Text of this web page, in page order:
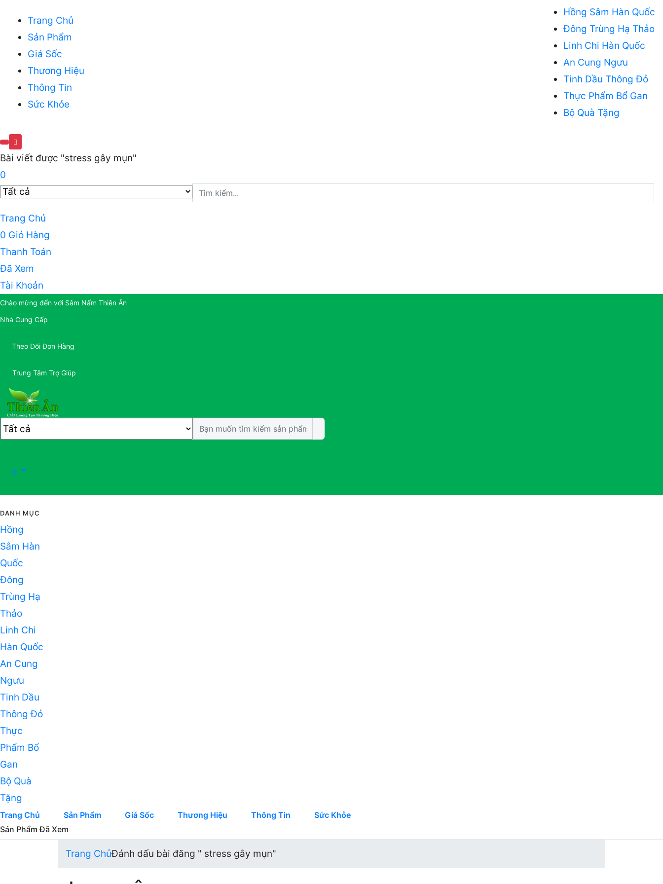
Trang Chủ
Sản Phẩm
Giá Sốc
Thương Hiệu
Thông Tin
Sức Khỏe
Hồng Sâm Hàn Quốc
Đông Trùng Hạ Thảo
Linh Chi Hàn Quốc
An Cung Ngưu
Tinh Dầu Thông Đỏ
Thực Phẩm Bổ Gan
Bộ Quà Tặng
Bài viết được "stress gây mụn"
0
Trang Chủ
0 Giỏ Hàng
Thanh Toán
Đã Xem
Tài Khoản
Chào mừng đến với Sâm Nấm Thiên Ân
Nhà Cung Cấp
Theo Dõi Đơn Hàng
Trung Tâm Trợ Giúp
0
DANH MỤC
Hồng
Sâm Hàn
Quốc
Đông
Trùng Hạ
Thảo
Linh Chi
Hàn Quốc
An Cung
Ngưu
Tinh Dầu
Thông Đỏ
Thực
Phẩm Bổ
Gan
Bộ Quà
Tặng
Trang Chủ Sản Phẩm Giá Sốc Thương Hiệu Thông Tin
Sức Khỏe
Sản Phẩm Đã Xem
Trang ChủĐánh dấu bài đăng " stress gây mụn"